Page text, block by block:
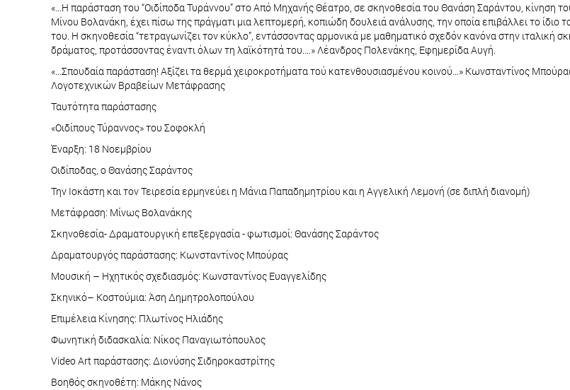
«…Η παράσταση του “Οιδίποδα Τυράννου” στο Από Μηχανής Θέατρο, σε σκηνοθεσία του Θανάση Σαράντου, κίνηση
Μίνου Βολανάκη, έχει πίσω της πράγματι μια λεπτομερή, κοπιώδη δουλειά ανάλυσης, την οποία επιβάλλει το
του. Η σκηνοθεσία “τετραγωνίζει τον κύκλο”, εντάσσοντας αρμονικά με μαθηματικό σχεδόν κανόνα στην ιταλική
δράματος, προτάσσοντας έναντι όλων τη λαϊκότητά του.…» Λέανδρος Πολενάκης, Εφημερίδα Αυγή.
«…Σπουδαία παράσταση! Αξίζει τα θερμά χειροκροτήματα τού κατενθουσιασμένου κοινού…» Κωνσταντίνος
Λογοτεχνικών Βραβείων Μετάφρασης
Ταυτότητα παράστασης
«Οιδίπους Τύραννος» του Σοφοκλή
Έναρξη: 18 Νοεμβρίου
Οιδίποδας, ο Θανάσης Σαράντος
Την Ιοκάστη και τον Τειρεσία ερμηνεύει η Μάνια Παπαδημητρίου και η Αγγελική Λεμονή (σε διπλή διανομή)
Μετάφραση: Μίνως Βολανάκης
Σκηνοθεσία- Δραματουργική επεξεργασία - φωτισμοί: Θανάσης Σαράντος
Δραματουργός παράστασης: Kωνσταντίνος Μπούρας
Μουσική – Ηχητικός σχεδιασμός: Κωνσταντίνος Ευαγγελίδης
Σκηνικό– Κοστούμια: Άση Δημητρολοπούλου
Επιμέλεια Κίνησης: Πλωτίνος Ηλιάδης
Φωνητική διδασκαλία: Νίκος Παναγιωτόπουλος
Video Art παράστασης: Διονύσης Σιδηροκαστρίτης
Βοηθός σκηνοθέτη: Mάκης Νάνος